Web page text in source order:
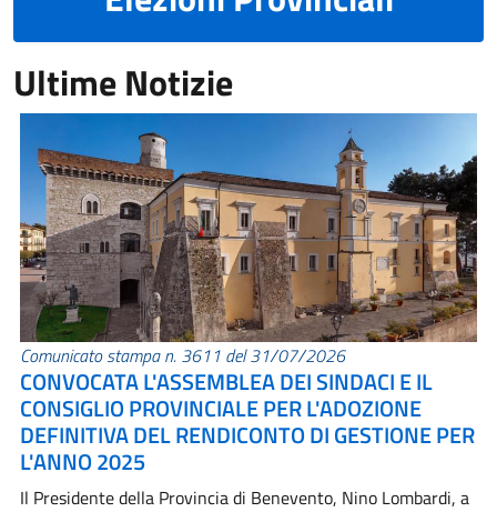
Ultime Notizie
Comunicato stampa n. 3611 del 31/07/2026
CONVOCATA L'ASSEMBLEA DEI SINDACI E IL
CONSIGLIO PROVINCIALE PER L'ADOZIONE
DEFINITIVA DEL RENDICONTO DI GESTIONE PER
L'ANNO 2025
Il Presidente della Provincia di Benevento, Nino Lombardi, a